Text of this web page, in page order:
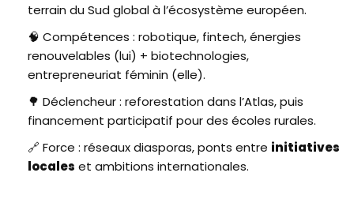
terrain du Sud global à l’écosystème européen.
🧠 Compétences : robotique, fintech, énergies
renouvelables (lui) + biotechnologies,
entrepreneuriat féminin (elle).
🌳 Déclencheur : reforestation dans l’Atlas, puis
financement participatif pour des écoles rurales.
🔗 Force : réseaux diasporas, ponts entre initiatives
locales et ambitions internationales.